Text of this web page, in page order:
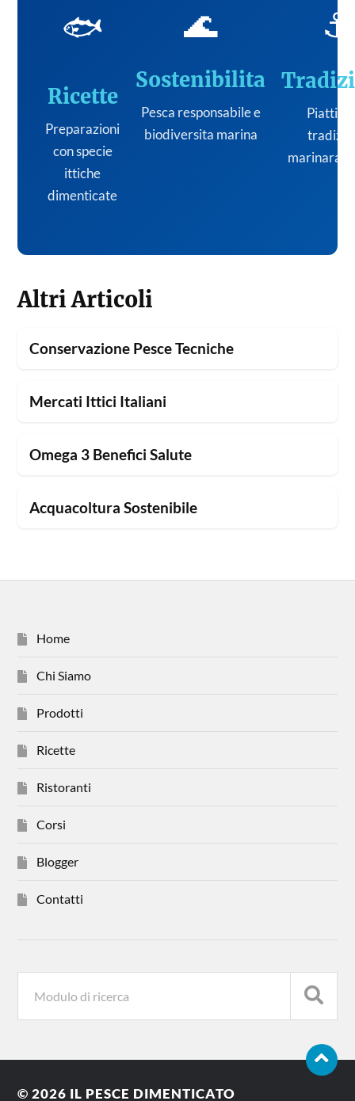
🐟
Ricette
Preparazioni
con specie
ittiche
dimenticate
🌊
Sostenibilita
Pesca responsabile e
biodiversita marina
⚓
Piatti
marinara
Altri Articoli
Conservazione Pesce Tecniche
Mercati Ittici Italiani
Omega 3 Benefici Salute
Acquacoltura Sostenibile
Home
Chi Siamo
Prodotti
Ricette
Ristoranti
Corsi
Blogger
Contatti
© 2026 IL PESCE DIMENTICATO